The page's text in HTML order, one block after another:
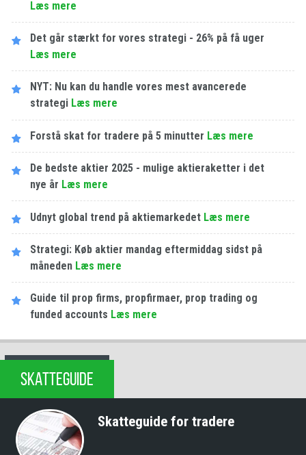
Læs mere
Det går stærkt for vores strategi - 26% på få uger
Læs mere
NYT: Nu kan du handle vores mest avancerede
strategi Læs mere
Forstå skat for tradere på 5 minutter Læs mere
De bedste aktier 2025 - mulige aktieraketter i det
nye år Læs mere
Udnyt global trend på aktiemarkedet Læs mere
Strategi: Køb aktier mandag eftermiddag sidst på
måneden Læs mere
Guide til prop firms, propfirmaer, prop trading og
funded accounts Læs mere
SKATTEGUIDE
Skatteguide for tradere